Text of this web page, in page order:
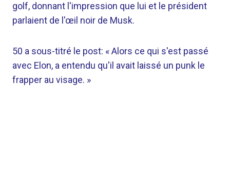
golf, donnant l'impression que lui et le président
parlaient de l'œil noir de Musk.
50 a sous-titré le post: « Alors ce qui s'est passé
avec Elon, a entendu qu'il avait laissé un punk le
frapper au visage. »